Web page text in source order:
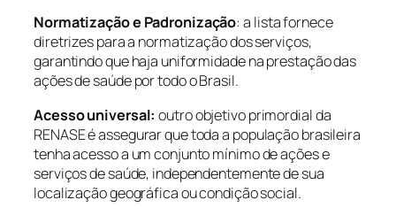
Normatização e Padronização: a lista fornece
diretrizes para a normatização dos serviços,
garantindo que haja uniformidade na prestação das
ações de saúde por todo o Brasil.
Acesso universal: outro objetivo primordial da
RENASE é assegurar que toda a população brasileira
tenha acesso a um conjunto mínimo de ações e
serviços de saúde, independentemente de sua
localização geográfica ou condição social.